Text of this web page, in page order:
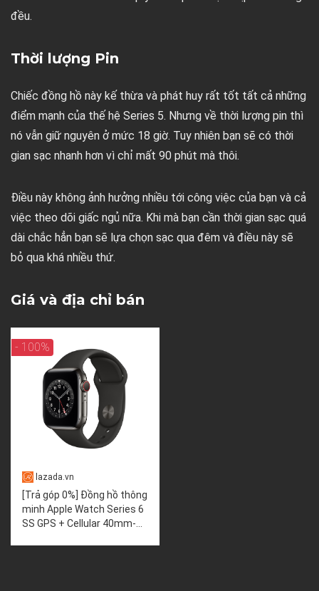
đều.
Thời lượng Pin
Chiếc đồng hồ này kế thừa và phát huy rất tốt tất cả những
điểm mạnh của thế hệ Series 5. Nhưng về thời lượng pin thì
nó vẫn giữ nguyên ở mức 18 giờ. Tuy nhiên bạn sẽ có thời
gian sạc nhanh hơn vì chỉ mất 90 phút mà thôi.
Điều này không ảnh hưởng nhiều tới công việc của bạn và cả
việc theo dõi giấc ngủ nữa. Khi mà bạn cần thời gian sạc quá
dài chắc hẳn bạn sẽ lựa chọn sạc qua đêm và điều này sẽ
bỏ qua khá nhiều thứ.
Giá và địa chỉ bán
- 100%
lazada.vn
[Trả góp 0%] Đồng hồ thông
minh Apple Watch Series 6
SS GPS + Cellular 40mm-...